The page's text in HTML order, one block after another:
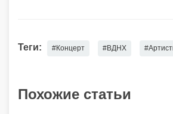
Теги: #Концерт #ВДНХ
Похожие статьи